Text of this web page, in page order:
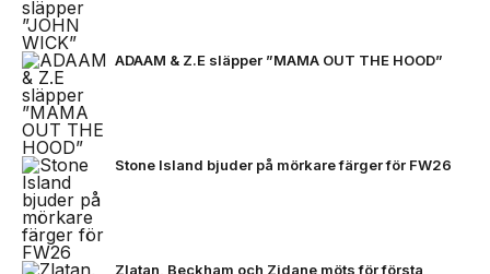
ADAAM & Z.E släpper ”MAMA OUT THE HOOD”
Stone Island bjuder på mörkare färger för FW26
Zlatan, Beckham och Zidane möts för första